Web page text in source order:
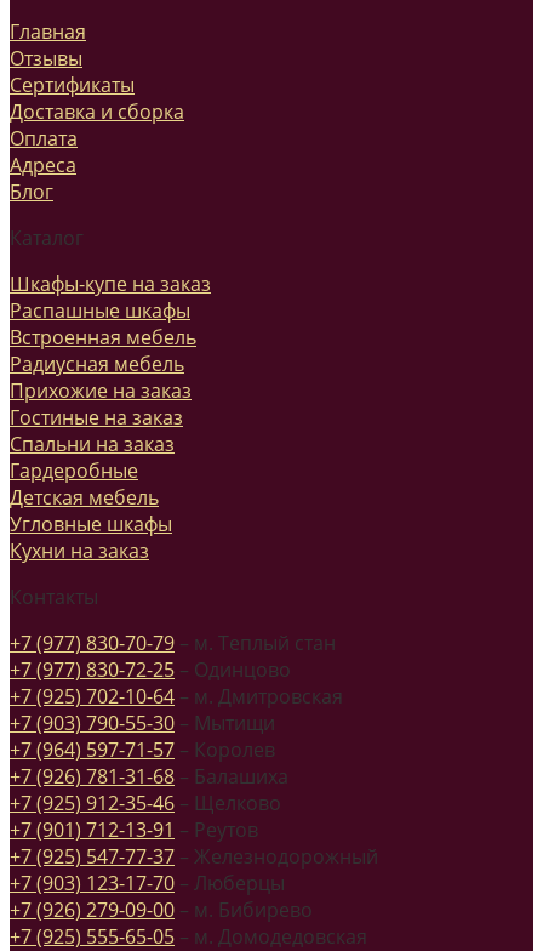
Главная
Отзывы
Сертификаты
Доставка и сборка
Оплата
Адреса
Блог
Каталог
Шкафы-купе на заказ
Распашные шкафы
Встроенная мебель
Радиусная мебель
Прихожие на заказ
Гостиные на заказ
Спальни на заказ
Гардеробные
Детская мебель
Угловные шкафы
Кухни на заказ
Контакты
+7 (977) 830-70-79 – м. Теплый стан
+7 (977) 830-72-25 – Одинцово
+7 (925) 702-10-64 – м. Дмитровская
+7 (903) 790-55-30 – Мытищи
+7 (964) 597-71-57 – Королев
+7 (926) 781-31-68 – Балашиха
+7 (925) 912-35-46 – Щелково
+7 (901) 712-13-91 – Реутов
+7 (925) 547-77-37 – Железнодорожный
+7 (903) 123-17-70 – Люберцы
+7 (926) 279-09-00 – м. Бибирево
+7 (925) 555-65-05 – м. Домодедовская